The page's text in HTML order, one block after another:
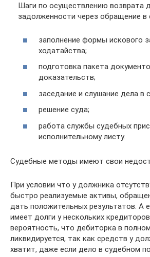
Шаги по осуществлению возврата
задолженности через обращение в
заполнение формы искового
ходатайства;
подготовка пакета
доказательств;
заседание и слушание дела в
решение суда;
работа службы судебных
исполнительному листу.
Судебные методы имеют свои
При условии что у должника
быстро реализуемые активы,
дать положительных результатов. А
имеет долги у нескольких
вероятность, что дебиторка в
ликвидируется, так как средств у
хватит, даже если дело в судебном